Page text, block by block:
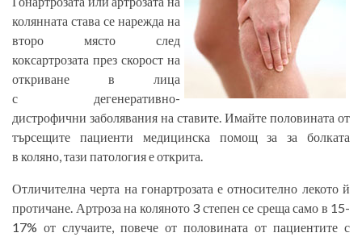
колянната става се нарежда на
второ място след
коксартрозата през скорост на
откриване в лица
с дегенеративно-
дистрофични заболявания на ставите. Имайте половината от
търсещите пациенти медицинска помощ за за болката
в коляно, тази патология е открита.
Отличителна черта на гонартрозата е относително лекото й
протичане. Артроза на коляното 3 степен се среща само в 15-
17% от случаите, повече от половината от пациентите с